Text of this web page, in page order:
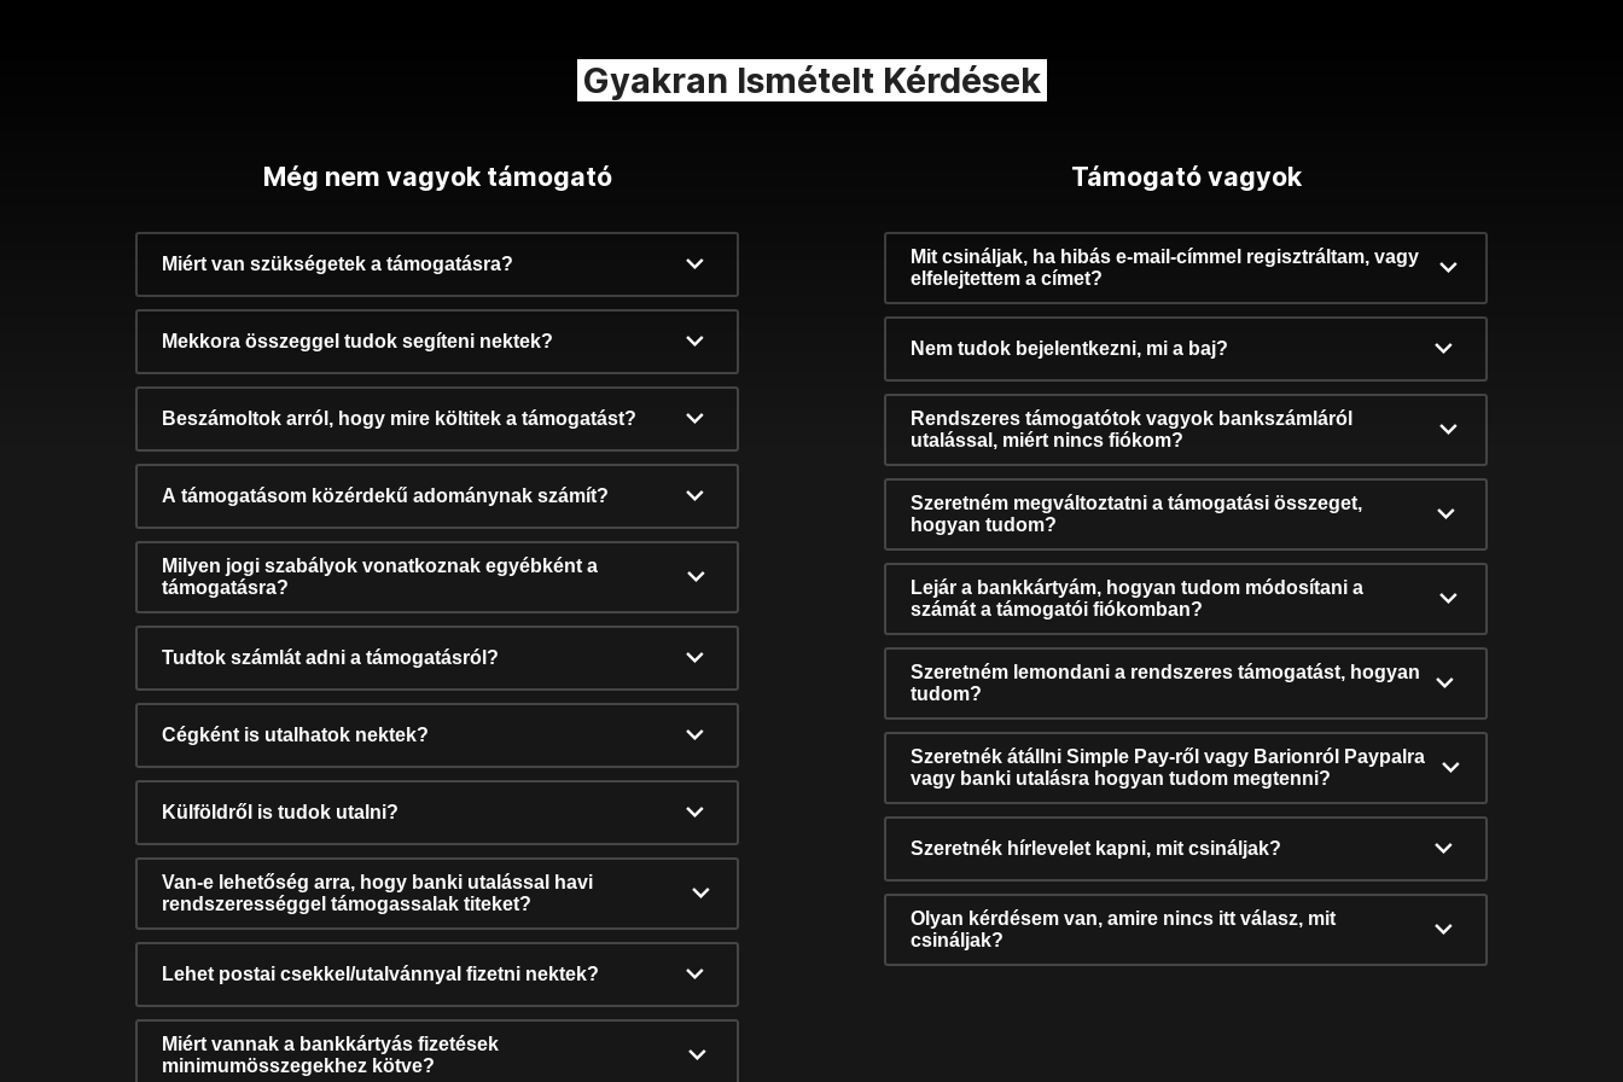
Gyakran Ismételt Kérdések
Még nem vagyok támogató
Miért van szükségetek a támogatásra?
Mekkora összeggel tudok segíteni nektek?
Beszámoltok arról, hogy mire költitek a támogatást?
A támogatásom közérdekű adománynak számít?
Milyen jogi szabályok vonatkoznak egyébként a
támogatásra?
Tudtok számlát adni a támogatásról?
Cégként is utalhatok nektek?
Külföldről is tudok utalni?
Van-e lehetőség arra, hogy banki utalással havi
rendszerességgel támogassalak titeket?
Lehet postai csekkel/utalvánnyal fizetni nektek?
Miért vannak a bankkártyás fizetések
minimumösszegekhez kötve?
Támogató vagyok
Mit csináljak, ha hibás e-mail-címmel regisztráltam, vagy
elfelejtettem a címet?
Nem tudok bejelentkezni, mi a baj?
Rendszeres támogatótok vagyok bankszámláról
utalással, miért nincs fiókom?
Szeretném megváltoztatni a támogatási összeget,
hogyan tudom?
Lejár a bankkártyám, hogyan tudom módosítani a
számát a támogatói fiókomban?
Szeretném lemondani a rendszeres támogatást, hogyan
tudom?
Szeretnék átállni Simple Pay-ről vagy Barionról Paypalra
vagy banki utalásra hogyan tudom megtenni?
Szeretnék hírlevelet kapni, mit csináljak?
Olyan kérdésem van, amire nincs itt válasz, mit
csináljak?